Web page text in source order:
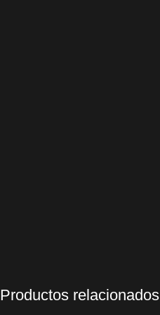
Productos relacionados